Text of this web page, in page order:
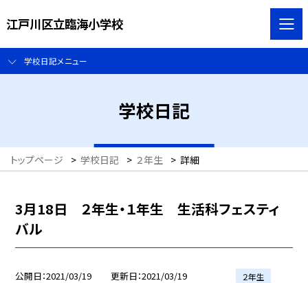
江戸川区立臨海小学校
学校日記メニュー
学校日記
トップページ > 学校日記 > ２年生 > 詳細
3月18日 ２年生・１年生 生活科フェスティ
バル
公開日 2021/03/19 更新日 2021/03/19 ２年生